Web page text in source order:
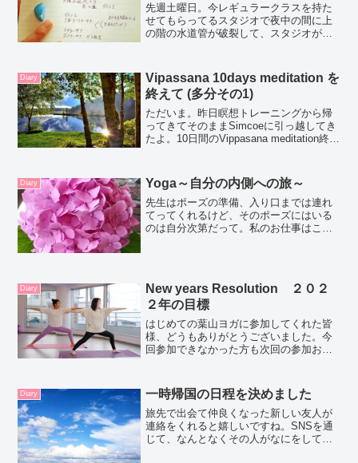
先週土曜日。今レギュラークラスを持た
せてもらってるスタジオで夜中の間に上
の階の水道管が破裂して、スタジオが水
ムに行こうと思っていて、予定を変更し
てスタジオに向かっていた...
Diary
Vipassana 10days meditation を
終えて (多分その1)
ただいま。昨日瞑想トレーニングから帰
ってきてそのままSimcoeに引っ越してき
たよ。10日間のVippasana meditation終わ
いけないルールになってるから...
Diary Yoga～自分の内側への旅～
先生はポーズの準備、入り口までは連れ
てってくれるけど、そのポーズにはいる
のは自分次第だって。私のお仕事はここ
Diary
New years Resolution ２０２
２年の目標
はじめての葉山ヨガに参加してくれた皆
様、どうもありがとうございました。今
回参加できなかった方も次回の参加お待
た。葉山ヨガ年内のスケジュールです
2021年11月28日 日...
Diary 一時帰国の日程を決めました
旅先で出会て仲良くなった新しい友人が
連絡をくれると嬉しいですね。SNSを通
じて、なんとなくその人がなにをしてる